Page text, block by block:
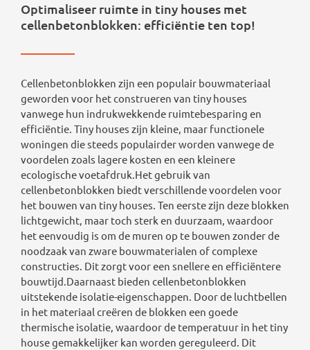
Optimaliseer ruimte in tiny houses met
cellenbetonblokken: efficiëntie ten top!
Cellenbetonblokken zijn een populair bouwmateriaal
geworden voor het construeren van tiny houses
vanwege hun indrukwekkende ruimtebesparing en
efficiëntie. Tiny houses zijn kleine, maar functionele
woningen die steeds populairder worden vanwege de
voordelen zoals lagere kosten en een kleinere
ecologische voetafdruk.Het gebruik van
cellenbetonblokken biedt verschillende voordelen voor
het bouwen van tiny houses. Ten eerste zijn deze blokken
lichtgewicht, maar toch sterk en duurzaam, waardoor
het eenvoudig is om de muren op te bouwen zonder de
noodzaak van zware bouwmaterialen of complexe
constructies. Dit zorgt voor een snellere en efficiëntere
bouwtijd.Daarnaast bieden cellenbetonblokken
uitstekende isolatie-eigenschappen. Door de luchtbellen
in het materiaal creëren de blokken een goede
thermische isolatie, waardoor de temperatuur in het tiny
house gemakkelijker kan worden gereguleerd. Dit